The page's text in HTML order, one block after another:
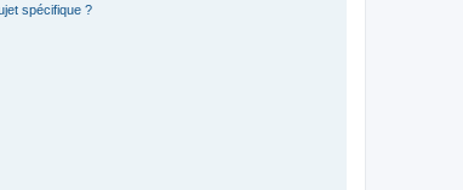
spécifique ?